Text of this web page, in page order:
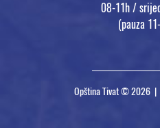
08-11h /
(pauza
Opština Tivat © 2026 |